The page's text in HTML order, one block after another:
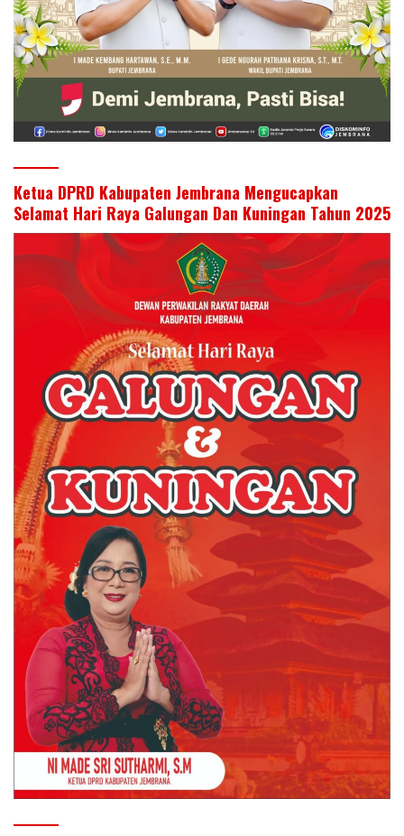
Ketua DPRD Kabupaten Jembrana Mengucapkan
Selamat Hari Raya Galungan Dan Kuningan Tahun 2025